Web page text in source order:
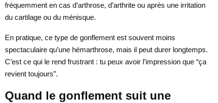
fréquemment en cas d’arthrose, d’arthrite ou après une irritation
du cartilage ou du ménisque.
En pratique, ce type de gonflement est souvent moins
spectaculaire qu’une hémarthrose, mais il peut durer longtemps.
C’est ce qui le rend frustrant : tu peux avoir l’impression que “ça
revient toujours”.
Quand le gonflement suit une